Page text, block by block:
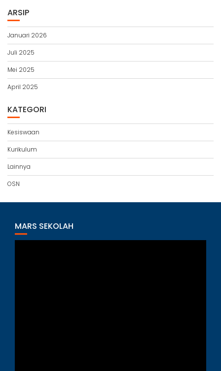
ARSIP
Januari 2026
Juli 2025
Mei 2025
April 2025
KATEGORI
Kesiswaan
Kurikulum
Lainnya
OSN
MARS SEKOLAH